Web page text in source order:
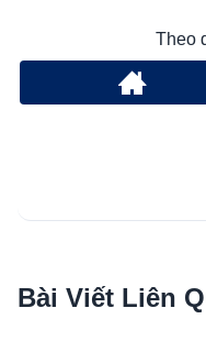
Theo
Bài Viết Liên